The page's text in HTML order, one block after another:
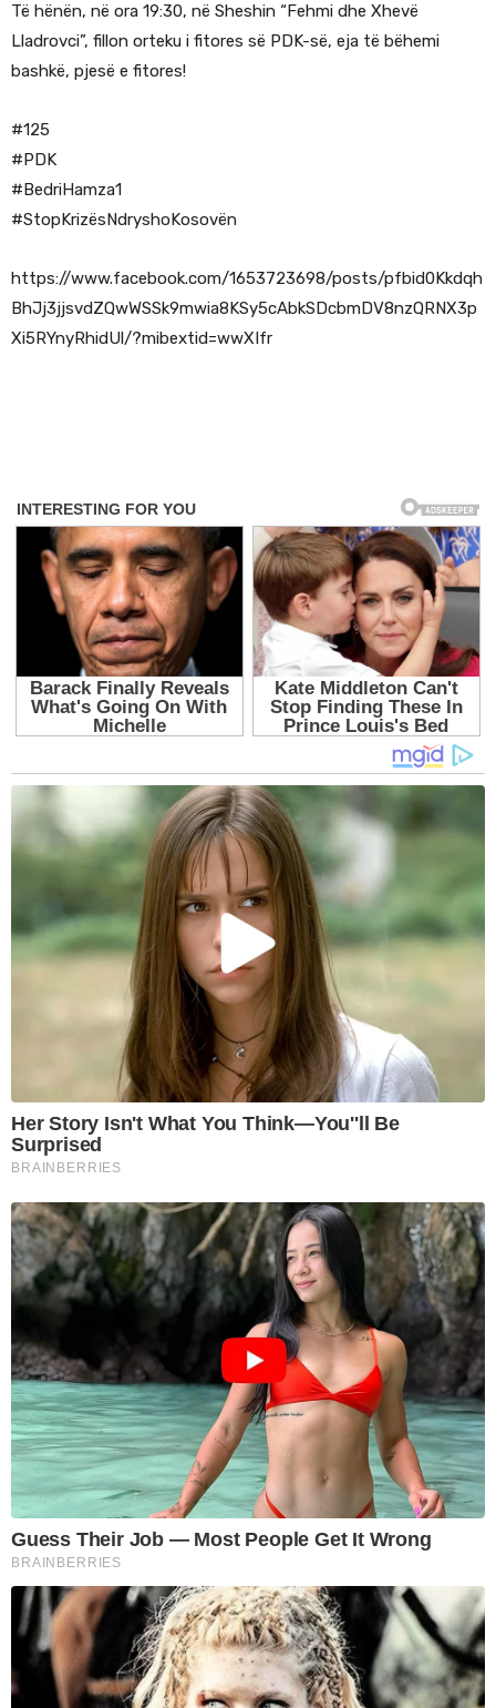
Të hënën, në ora 19:30, në Sheshin “Fehmi dhe Xhevë
Lladrovci”, fillon orteku i fitores së PDK-së, eja të bëhemi
bashkë, pjesë e fitores!
#125
#PDK
#BedriHamza1
#StopKrizësNdryshoKosovën
https://www.facebook.com/1653723698/posts/pfbid0Kkdqh
BhJj3jjsvdZQwWSSk9mwia8KSy5cAbkSDcbmDV8nzQRNX3p
Xi5RYnyRhidUl/?mibextid=wwXIfr